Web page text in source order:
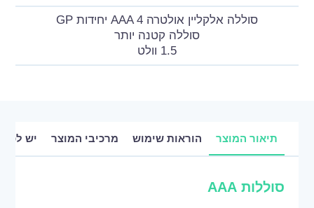
סוללה אלקליין אולטרה AAA 4 יחידות GP
סוללה קטנה יותר
1.5 וולט
תיאור המוצר הוראות שימוש מרכיבי המוצר יש
סוללות AAA